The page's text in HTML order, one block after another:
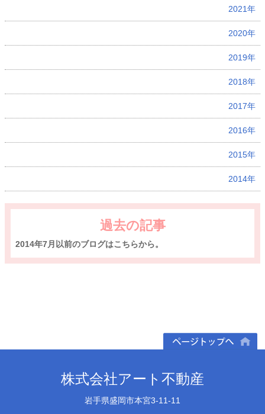
2021年
2020年
2019年
2018年
2017年
2016年
2015年
2014年
過去の記事
2014年7月以前のブログはこちらから。
株式会社アート不動産
岩手県盛岡市本宮3-11-11